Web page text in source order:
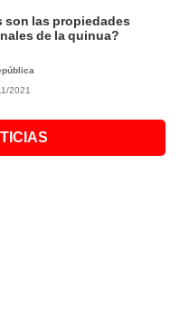
son las propiedades
de la quinua?
2021